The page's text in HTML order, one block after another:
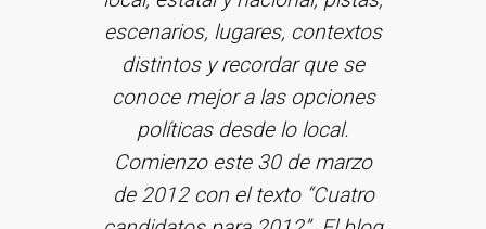
escenarios, lugares, contextos
distintos y recordar que se
conoce mejor a las opciones
políticas desde lo local.
Comienzo este 30 de marzo
de 2012 con el texto “Cuatro